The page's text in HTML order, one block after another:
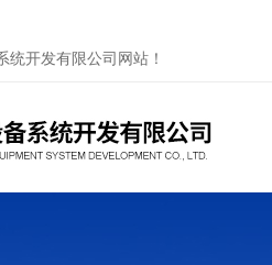
开发有限公司网站！